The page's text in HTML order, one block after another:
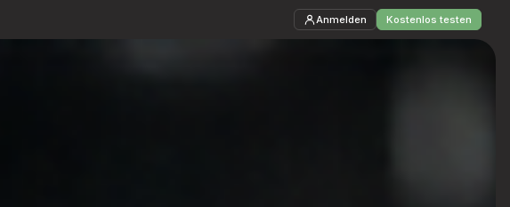
Anmelden Kostenlos testen